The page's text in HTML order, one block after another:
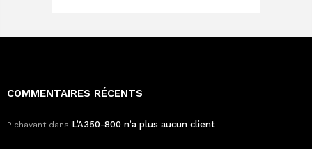
COMMENTAIRES RÉCENTS
Pichavant dans L’A350-800 n’a plus aucun client